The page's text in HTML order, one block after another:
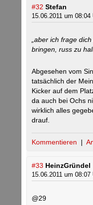
#32 Stefan
15.06.2011 um 08:04
„aber ich frage
bringen, russ zu
Abgesehen vom
tatsächlich der
Kicker auf dem
da auch bei Ochs
wirklich alles
drauf.
Kommentieren |
#33 HeinzGründel
15.06.2011 um 08:07
@29